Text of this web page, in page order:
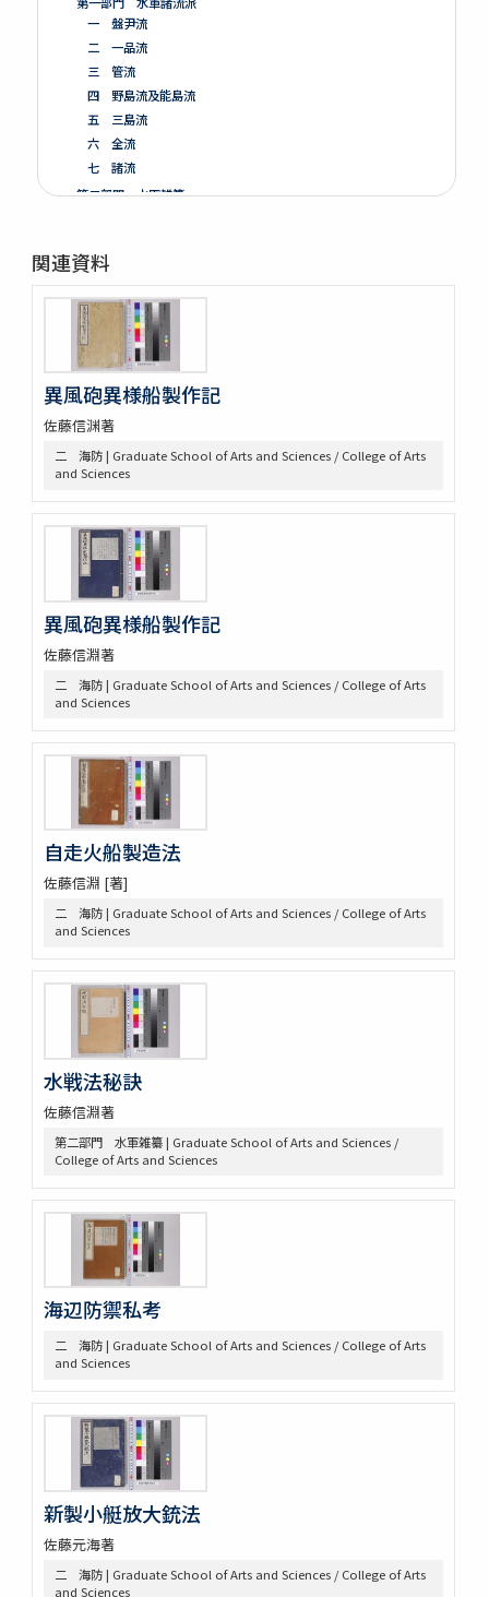
一 盤尹流
二 一品流
三 管流
四 野島流及能島流
五 三島流
六 全流
七 諸流
第二部門 水軍雑纂
二 造船
三 洋式船
第四部門 外交・海防
一 外交
二 海防
三 漂流
第五部門 史書雑纂
一 軍記
二 史書
第六部門 地誌
第七部門 絵画・図巻
一 秘伝書
二 図面
小船
軍船
荷船
三 絵図
二 陸戦
三 陰陽道等
参考資料
一 海軍文庫蔵書
二 駒場図書館蔵書
関連資料
異風砲異様船製作記
佐藤信渊著
二 海防 | Graduate School of Arts and Sciences / College of Arts
and Sciences
異風砲異様船製作記
佐藤信淵著
二 海防 | Graduate School of Arts and Sciences / College of Arts
and Sciences
自走火船製造法
佐藤信淵 [著]
二 海防 | Graduate School of Arts and Sciences / College of Arts
and Sciences
水戦法秘訣
佐藤信淵著
第二部門 水軍雑纂 | Graduate School of Arts and Sciences /
College of Arts and Sciences
海辺防禦私考
二 海防 | Graduate School of Arts and Sciences / College of Arts
and Sciences
新製小艇放大銃法
佐藤元海著
二 海防 | Graduate School of Arts and Sciences / College of Arts
and Sciences